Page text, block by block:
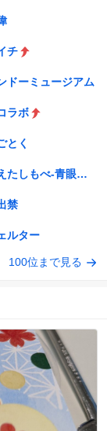
チ
ドーミュージアム
ラボ
とく
神を超えたしもべ-青眼の究極竜
禁
ルター
100位まで見る